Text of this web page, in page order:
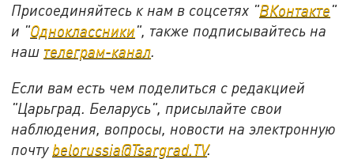
Присоединяйтесь к нам в соцсетях "ВКонтакте"
и "Одноклассники", также подписывайтесь на
наш телеграм-канал.
Если вам есть чем поделиться с редакцией
"Царьград. Беларусь", присылайте свои
наблюдения, вопросы, новости на электронную
почту belorussia@Tsargrad.TV.